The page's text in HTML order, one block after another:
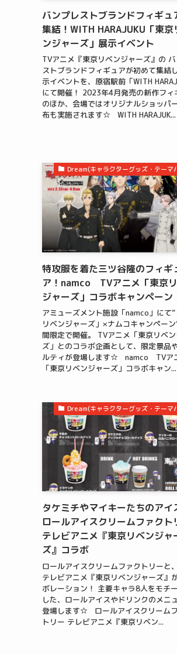
バンプレストブランドフィギュ
集結！WITH HARAJUKU「東京
ンジャーズ」展示イベント
TVアニメ『東京リベンジャーズ』の
ストブランドフィギュアが初めて集結
示イベントを、原宿駅前「WITH
にて開催！ 2023年4月発売の新作フィ
のほか、会場ではオリジナルショッパ
布も実施されます☆ WITH HARAJUK...
Dream(キャラクターグッズ・テーマ
特攻服を着た三ツ谷隆のフィギ
ア！namco TVアニメ「東京
ジャーズ」コラボキャンペーン
アミューズメント施設「namco」にて
リベンジャーズ」×ナムコキャンペー
間限定で開催。 TVアニメ「東京リベ
ズ」とのコラボ企画として、限定景品
ルティが登場します☆ namco TVア
「東京リベンジャーズ」コラボキャン...
Dream(キャラクターグッズ・テーマ
タケミチやマイキーたちのアイ
ロールアイスクリームファクト
テレビアニメ『東京リベンジャ
ズ』コラボ
ロールアイスクリームファクトリーと
テレビアニメ『東京リベンジャーズ』
ボレーション！ 主要キャラ8人をモチ
した、ロールアイスやドリンクのメニ
登場します☆ ロールアイスクリーム
トリー テレビアニメ『東京リベン...